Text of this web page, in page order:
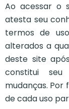
Ao acessar o
atesta seu
termos de
alterados a
deste site
constitui
mudanças. Por
de cada uso